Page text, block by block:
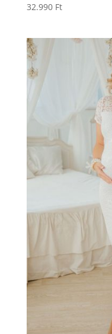
32.990 Ft